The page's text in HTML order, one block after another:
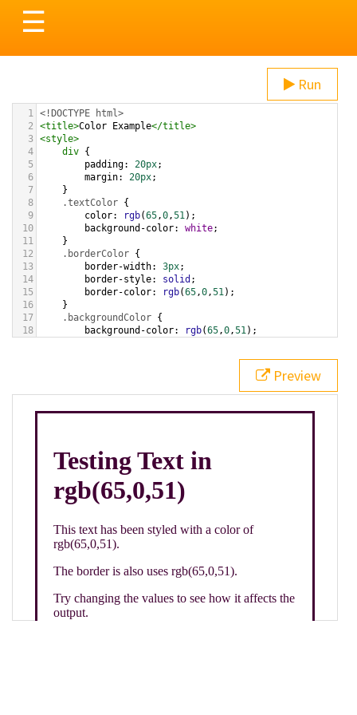
Toggle
navigation
☰
Run
1 <!DOCTYPE html>
2
<title>Color Example</title>
3 <style>
4
div {
5
padding: 20px;
6
margin: 20px;
7
}
8
.textColor {
9
color: rgb(65,0,51);
10
background-color: white;
11
}
12
.borderColor {
13
border-width: 3px;
14
border-style: solid ;
15
border-color: rgb(65,0,51);
16
}
17
.backgroundColor {
18
background-color: rgb(65,0,51);
bottom ,
white, rgb(65,0,51));
div class="textColor borderColor"
< h1>Testing Text in rgb(65,0,51)
Preview